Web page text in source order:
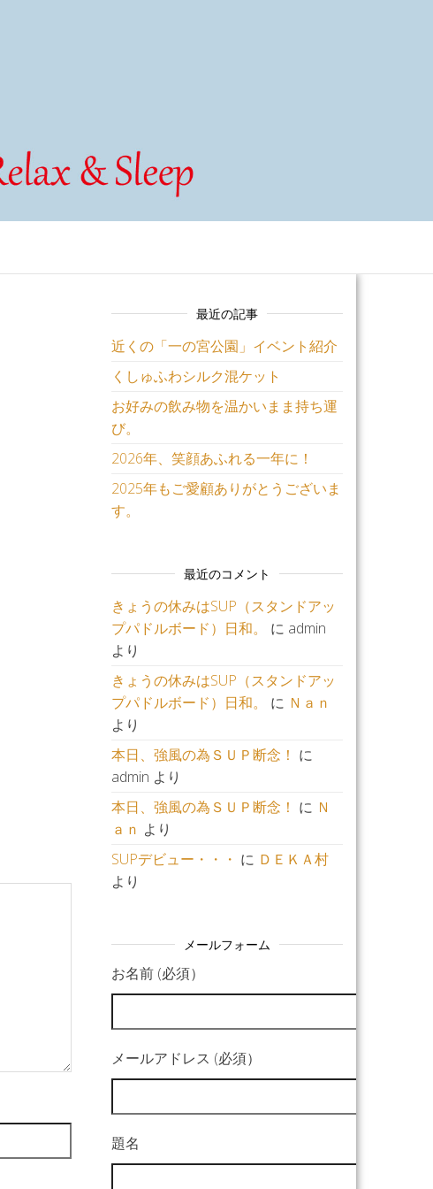
最近の記事
近くの「一の宮公園」イベント紹介
くしゅふわシルク混ケット
お好みの飲み物を温かいまま持ち運
び。
2026年、笑顔あふれる一年に！
2025年もご愛顧ありがとうございま
す。
最近のコメント
きょうの休みはSUP（スタンドアッ
プパドルボード）日和。
に admin
より
きょうの休みはSUP（スタンドアッ
プパドルボード）日和。
に Ｎａｎ
より
本日、強風の為ＳＵＰ断念！ に
admin より
本日、強風の為ＳＵＰ断念！ に Ｎ
ａｎ より
SUPデビュー・・・ に ＤＥＫＡ村
より
メールフォーム
お名前 (必須）
メールアドレス (必須）
題名